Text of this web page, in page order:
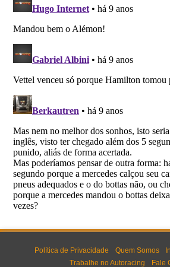
Política de Privacidade Quem Somos
Trabalhe no Autoracing
Fale